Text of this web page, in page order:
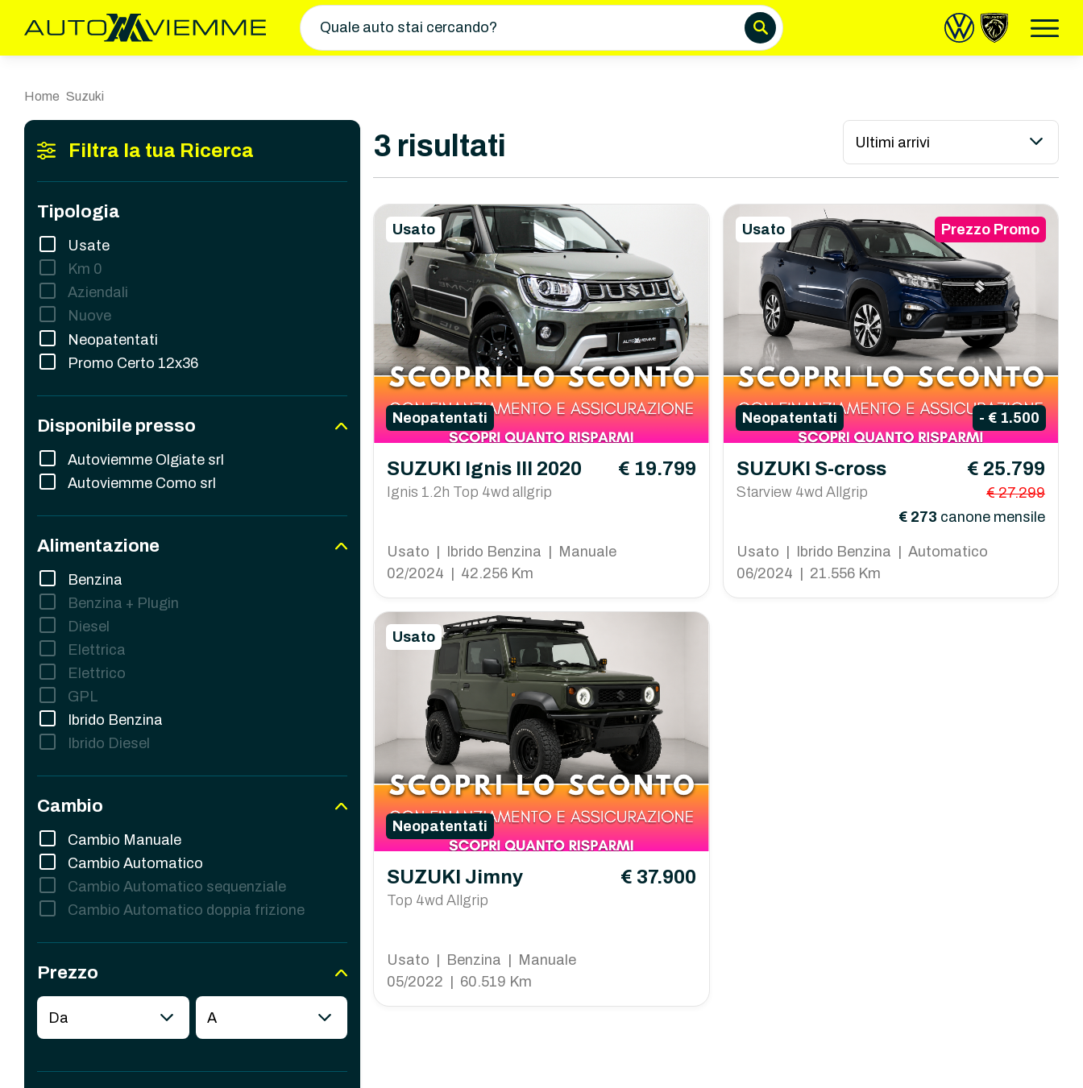
Quale auto stai cercando?
Home Suzuki
Filtra la tua Ricerca
Tipologia
Usate
Km 0
Aziendali
Nuove
Neopatentati
Promo Certo 12x36
Disponibile presso
Autoviemme Olgiate srl
Autoviemme Como srl
Alimentazione
Benzina
Benzina + Plugin
Diesel
Elettrica
Elettrico
GPL
Ibrido Benzina
Ibrido Diesel
Cambio
Cambio Manuale
Cambio Automatico
Cambio Automatico sequenziale
Cambio Automatico doppia frizione
Prezzo
Da A
3 risultati Ultimi arrivi
Usato
Neopatentati
SUZUKI Ignis III 2020
Ignis 1.2h Top 4wd allgrip
€ 19.799
Usato | Ibrido Benzina | Manuale
02/2024 | 42.256 Km
Usato
Neopatentati
Prezzo Promo
- € 1.500
SUZUKI S-cross
Starview 4wd Allgrip
€ 25.799
€ 27.299
€ 273 canone mensile
Usato | Ibrido Benzina | Automatico
06/2024 | 21.556 Km
Usato
Neopatentati
SUZUKI Jimny
Top 4wd Allgrip
€ 37.900
Usato | Benzina | Manuale
05/2022 | 60.519 Km